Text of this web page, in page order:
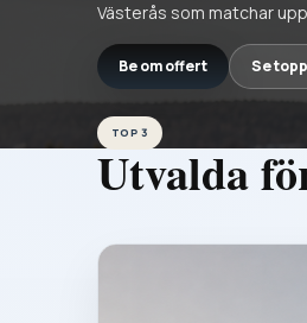
Västerås som matchar
Be om offert Se
TOP 3
Utvalda